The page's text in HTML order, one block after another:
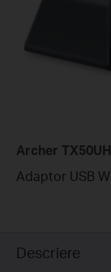
Archer TX50UH
Adaptor USB
Descriere